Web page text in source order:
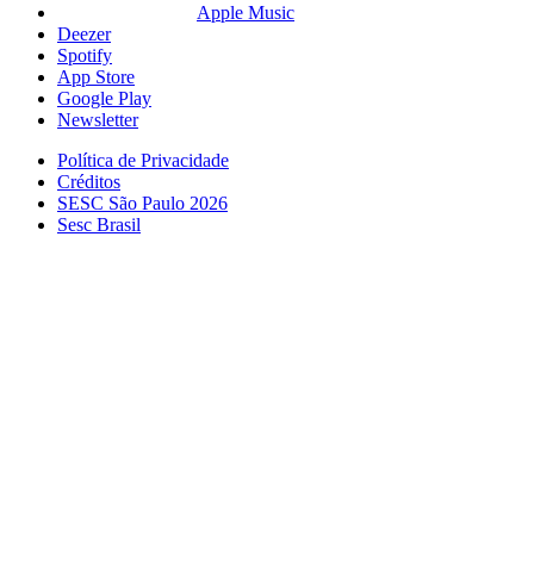
Apple Music
Deezer
Spotify
App Store
Google Play
Newsletter
Política de Privacidade
Créditos
SESC São Paulo 2026
Sesc Brasil